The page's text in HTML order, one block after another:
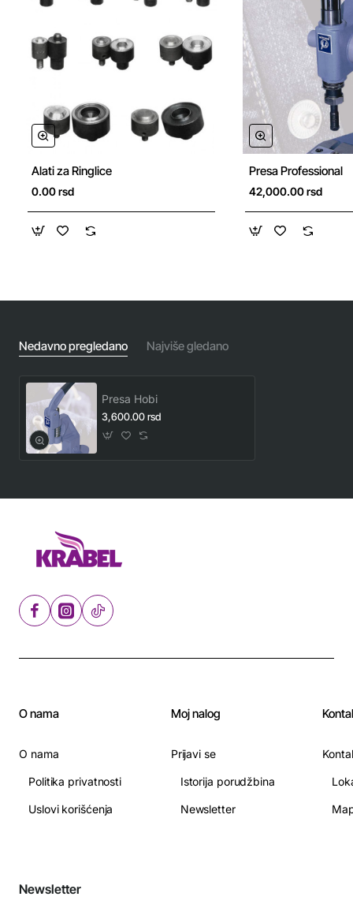
Alati za Ringlice
0.00 rsd
Presa Professional
42,000.00 rsd
Nedavno pregledano Najviše gledano
Presa Hobi
3,600.00 rsd
O nama
O nama
Politika privatnosti
Uslovi korišćenja
Moj nalog
Prijavi se
Istorija porudžbina
Newsletter
Newsletter